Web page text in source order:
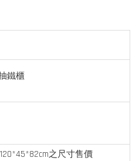
鐵櫃
之尺寸售價